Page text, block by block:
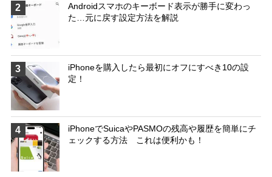
2
Androidスマホのキーボード表示が勝手に変わっ
た…元に戻す設定方法を解説
3
iPhoneを購入したら最初にオフにすべき10の設
定！
4
iPhoneでSuicaやPASMOの残高や履歴を簡単にチ
ェックする方法 これは便利かも！